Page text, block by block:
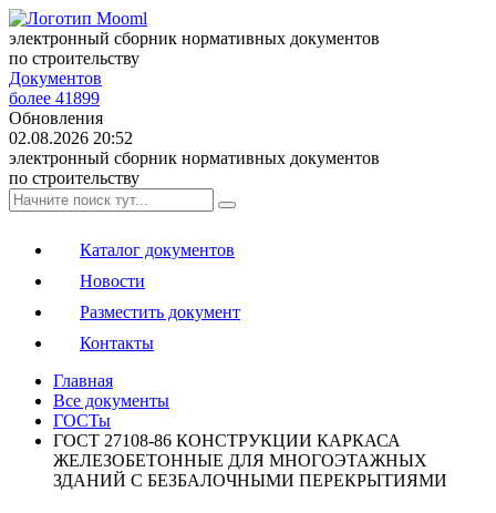
электронный сборник нормативных документов
по строительству
Документов
более 41899
Обновления
02.08.2026 20:52
электронный сборник нормативных документов
по строительству
Каталог документов
Новости
Разместить документ
Контакты
Главная
Все документы
ГОСТы
ГОСТ 27108-86 КОНСТРУКЦИИ КАРКАСА
ЖЕЛЕЗОБЕТОННЫЕ ДЛЯ МНОГОЭТАЖНЫХ
ЗДАНИЙ С БЕЗБАЛОЧНЫМИ ПЕРЕКРЫТИЯМИ